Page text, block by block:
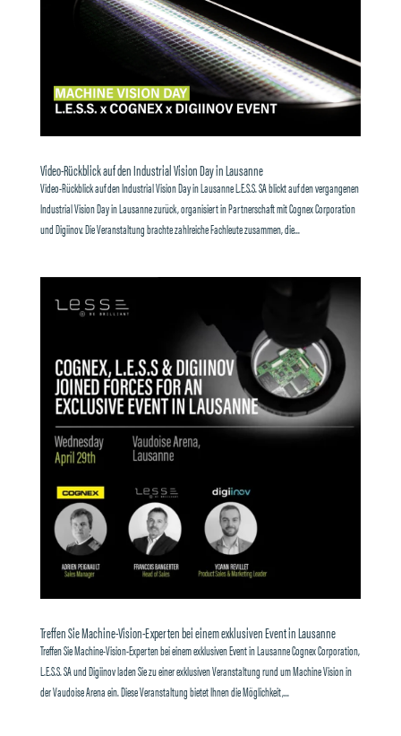
Video-Rückblick auf den Industrial Vision Day in Lausanne
Video-Rückblick auf den Industrial Vision Day in Lausanne L.E.S.S. SA blickt auf den vergangenen
Industrial Vision Day in Lausanne zurück, organisiert in Partnerschaft mit Cognex Corporation
und Digiinov. Die Veranstaltung brachte zahlreiche Fachleute zusammen, die...
Treffen Sie Machine-Vision-Experten bei einem exklusiven Event in Lausanne
Treffen Sie Machine-Vision-Experten bei einem exklusiven Event in Lausanne Cognex Corporation,
L.E.S.S. SA und Digiinov laden Sie zu einer exklusiven Veranstaltung rund um Machine Vision in
der Vaudoise Arena ein. Diese Veranstaltung bietet Ihnen die Möglichkeit,...